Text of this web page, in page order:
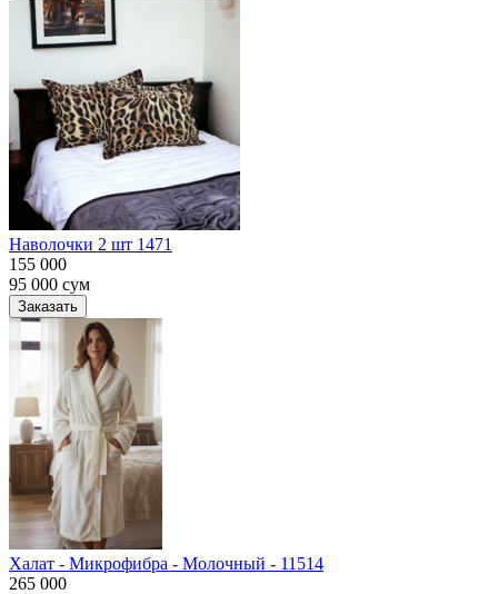
Наволочки 2 шт 1471
155 000
95 000 сум
Заказать
Халат - Микрофибра - Молочный - 11514
265 000